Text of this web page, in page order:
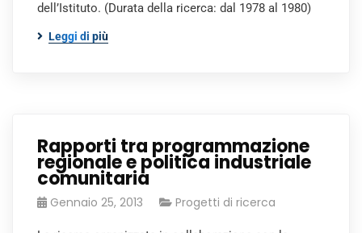
dell’Istituto. (Durata della ricerca: dal 1978 al 1980)
Leggi di più
Rapporti tra programmazione
regionale e politica industriale
comunitaria
Gennaio 25, 2013 Progetti di ricerca